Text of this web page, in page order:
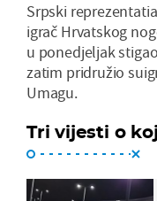
Srpski
igrač Hrvatskog
u ponedjeljak
zatim pridružio
Umagu.
Tri vijesti o